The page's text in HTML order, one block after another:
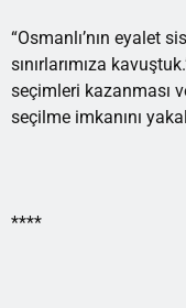
“Osmanlı’nın eyalet
sınırlarımıza
seçimleri kazanması
seçilme imkanını
****